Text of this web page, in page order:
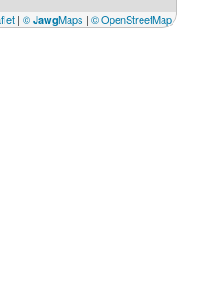
| © JawgMaps | © OpenStreetMap